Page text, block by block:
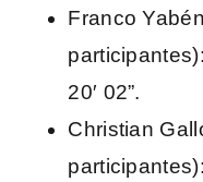
Franco
20′ 02”.
Christian